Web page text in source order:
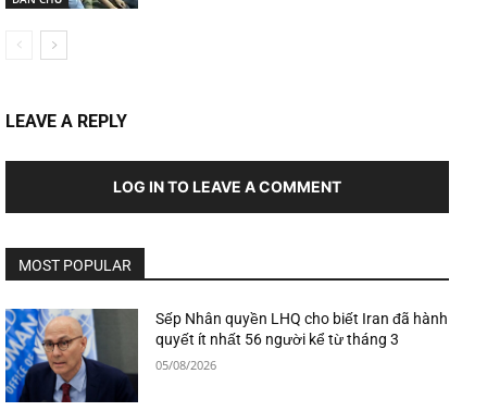
LEAVE A REPLY
LOG IN TO LEAVE A COMMENT
MOST POPULAR
Sếp Nhân quyền LHQ cho biết Iran đã hành
quyết ít nhất 56 người kể từ tháng 3
05/08/2026